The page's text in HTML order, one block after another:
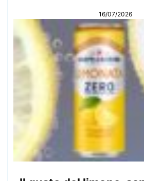
16/07/2026